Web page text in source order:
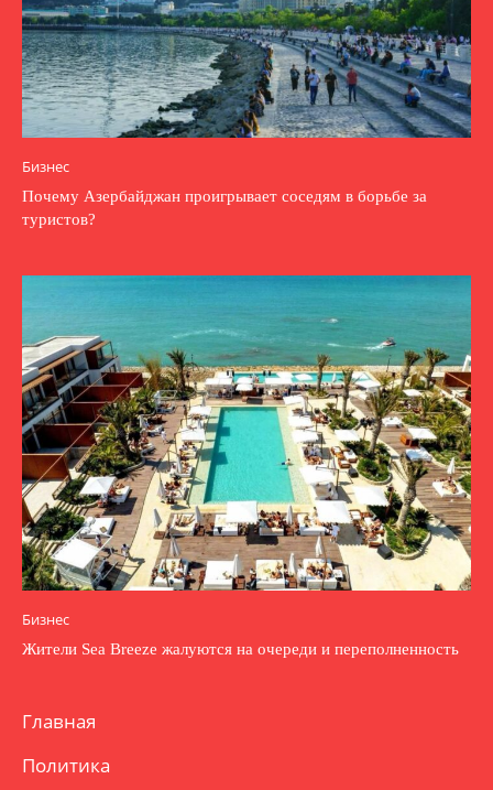
Бизнес
Почему Азербайджан проигрывает соседям в борьбе за
туристов?
Бизнес
Жители Sea Breeze жалуются на очереди и переполненность
Главная
Политика